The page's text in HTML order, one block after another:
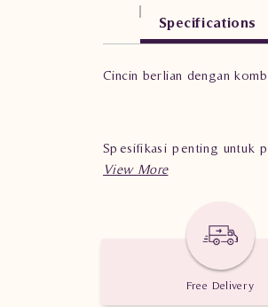
Specifications
Cincin berlian dengan
Spesifikasi penting untuk
Nilai Karat: 0.910 karat
Free Delivery